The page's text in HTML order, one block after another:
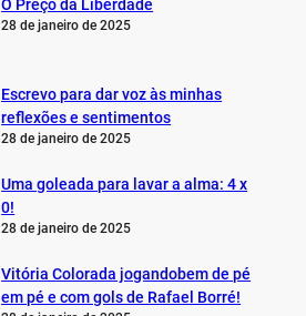
28 de janeiro de 2025
reflexões e sentimentos
28 de janeiro de 2025
0!
28 de janeiro de 2025
em pé e com gols de Rafael Borré!
28 de janeiro de 2025